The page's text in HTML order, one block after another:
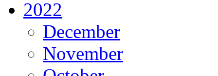
2022
December
November